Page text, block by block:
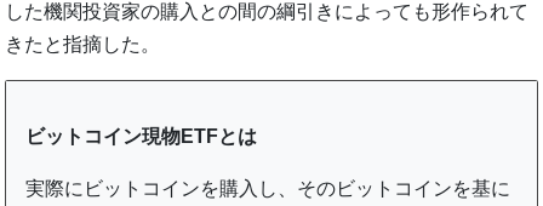
した機関投資家の購入との間の綱引きによっても形作られて
きたと指摘した。
ビットコイン現物ETFとは
実際にビットコインを購入し、そのビットコインを基に